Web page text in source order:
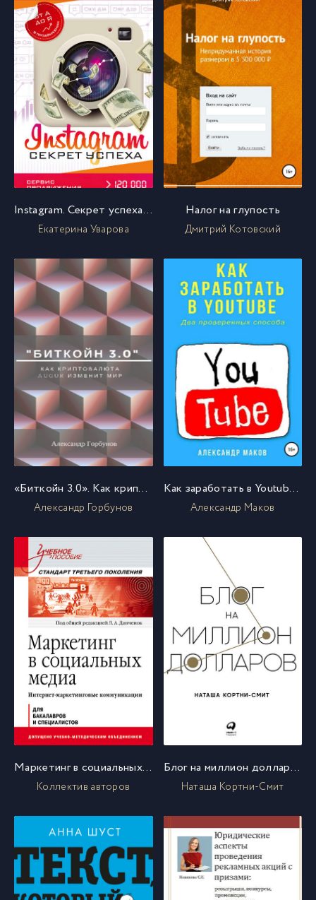
Instagram. Секрет успеха ZT PRO. От А до Я в продвижении
Екатерина Уварова
Налог на глупость
Дмитрий Котовский
«Биткойн 3.0». Как криптовалюта Augur изменит мир
Александр Горбунов
Как заработать в Youtube. Два проверенных способа
Александр Маков
Маркетинг в социальных медиа. Интернет-маркетинговые коммуникации. Учебное пособие
Коллектив авторов
Блог на миллион долларов
Наташа Кортни-Смит